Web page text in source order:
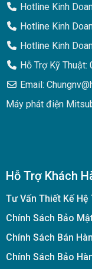
Hotline Kinh
Hotline Kinh
Hotline Kinh
Hỗ Trợ Kỹ
Email:
Máy phát điện
Hỗ Trợ Khách
Tư Vấn Thiết Kế Hệ
Chính Sách Bảo
Chính Sách Bán
Chính Sách Bảo